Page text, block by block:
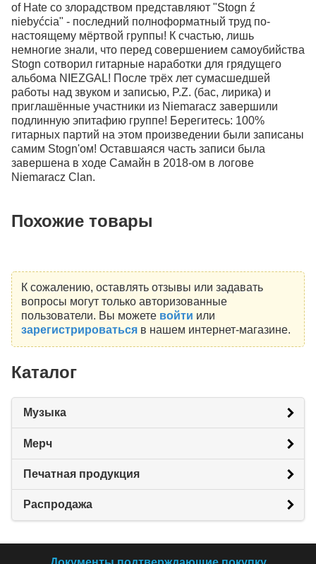
of Hate со злорадством представляют "Stogn ź
niebyćcia" - последний полноформатный труд по-
настоящему мёртвой группы! К счастью, лишь
немногие знали, что перед совершением самоубийства
Stogn сотворил гитарные наработки для грядущего
альбома NIEZGAL! После трёх лет сумасшедшей
работы над звуком и записью, P.Z. (бас, лирика) и
приглашённые участники из Niemaracz завершили
подлинную эпитафию группе! Берегитесь: 100%
гитарных партий на этом произведении были записаны
самим Stogn'ом! Оставшаяся часть записи была
завершена в ходе Самайн в 2018-ом в логове
Niemaracz Clan.
Похожие товары
К сожалению, оставлять отзывы или задавать
вопросы могут только авторизованные
пользователи. Вы можете войти или
зарегистрироватьсяв нашем интернет-магазине.
Каталог
Музыка
Мерч
Печатная продукция
Распродажа